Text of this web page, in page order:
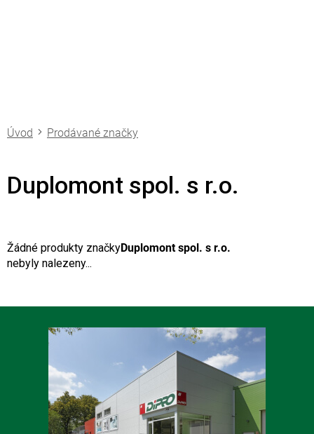
Prodávané značky
Duplomont spol. s r.o.
Žádné produkty značkyDuplomont spol. s r.o.
nebyly nalezeny...